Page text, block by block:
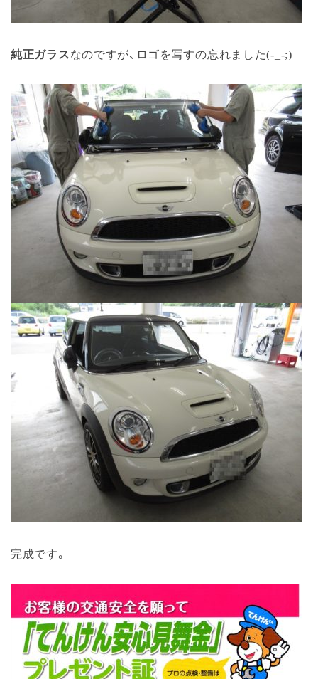
純正ガラスなのですが、ロゴを写すの忘れました(-_-;)
完成です。